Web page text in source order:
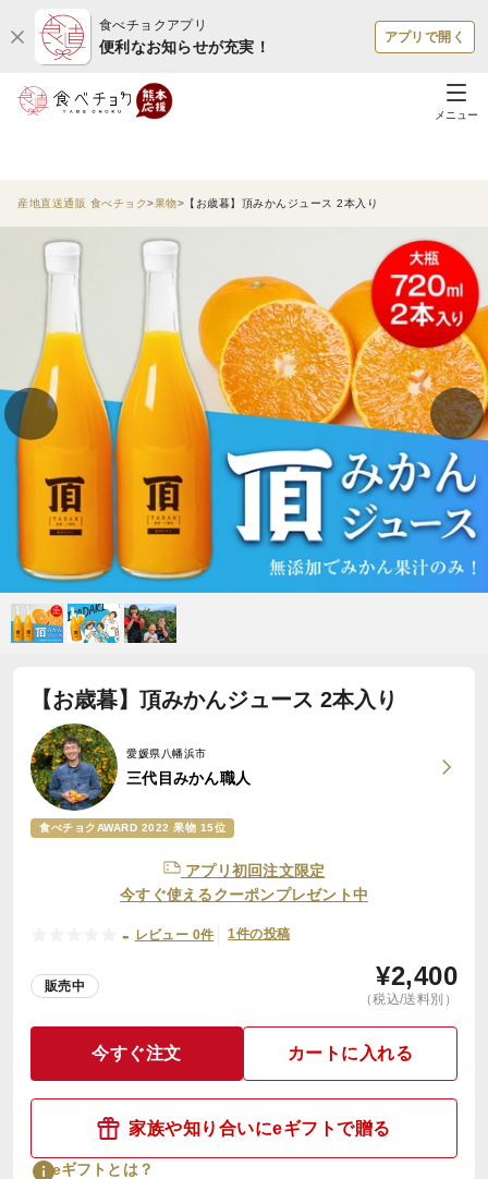
食べチョクアプリ
便利なお知らせが充実！
アプリで開く
メニュー
産地直送通販 食べチョク 果物 【お歳暮】頂みかんジュース 2本入り
【お歳暮】頂みかんジュース 2本入り
愛媛県八幡浜市
三代目みかん職人
食べチョクAWARD 2022 果物 15位
アプリ初回注文限定
今すぐ使えるクーポンプレゼント中
- レビュー 0件 1件の投稿
販売中 ¥2,400
（税込/送料別）
今すぐ注文 カートに入れる
家族や知り合いにeギフトで贈る
eギフトとは？